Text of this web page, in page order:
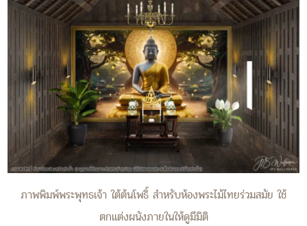
ภาพพิมพ์พระพุทธเจ้า ใต้ต้นโพธิ์ สำหรับห้องพระไม้ไทยร่วมสมัย ใช้
ตกแต่งผนังภายในให้ดูมีมิติ